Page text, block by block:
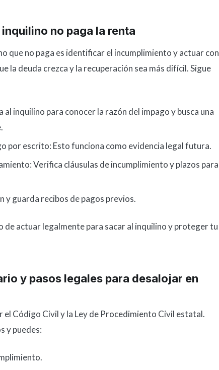
no paga la renta
que no paga es identificar el incumplimiento y actuar con
la deuda crezca y la recuperación sea más difícil. Sigue
inquilino para conocer la razón del impago y busca una
por escrito: Esto funciona como evidencia legal futura.
Verifica cláusulas de incumplimiento y plazos para
y guarda recibos de pagos previos.
de actuar legalmente para sacar al inquilino y proteger tu
y pasos legales para desalojar en
el Código Civil y la Ley de Procedimiento Civil estatal.
y puedes: